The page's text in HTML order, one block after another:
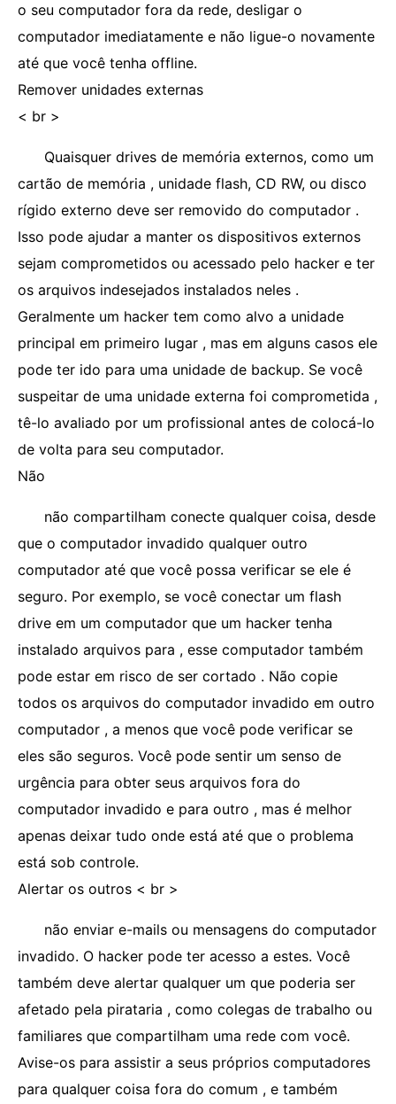
o seu computador fora da rede, desligar o
computador imediatamente e não ligue-o novamente
até que você tenha offline.
Remover unidades externas
< br >
Quaisquer drives de memória externos, como um
cartão de memória , unidade flash, CD RW, ou disco
rígido externo deve ser removido do computador .
Isso pode ajudar a manter os dispositivos externos
sejam comprometidos ou acessado pelo hacker e ter
os arquivos indesejados instalados neles .
Geralmente um hacker tem como alvo a unidade
principal em primeiro lugar , mas em alguns casos ele
pode ter ido para uma unidade de backup. Se você
suspeitar de uma unidade externa foi comprometida ,
tê-lo avaliado por um profissional antes de colocá-lo
de volta para seu computador.
Não
não compartilham conecte qualquer coisa, desde
que o computador invadido qualquer outro
computador até que você possa verificar se ele é
seguro. Por exemplo, se você conectar um flash
drive em um computador que um hacker tenha
instalado arquivos para , esse computador também
pode estar em risco de ser cortado . Não copie
todos os arquivos do computador invadido em outro
computador , a menos que você pode verificar se
eles são seguros. Você pode sentir um senso de
urgência para obter seus arquivos fora do
computador invadido e para outro , mas é melhor
apenas deixar tudo onde está até que o problema
está sob controle.
Alertar os outros < br >
não enviar e-mails ou mensagens do computador
invadido. O hacker pode ter acesso a estes. Você
também deve alertar qualquer um que poderia ser
afetado pela pirataria , como colegas de trabalho ou
familiares que compartilham uma rede com você.
Avise-os para assistir a seus próprios computadores
para qualquer coisa fora do comum , e também